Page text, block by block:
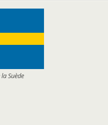
Suède